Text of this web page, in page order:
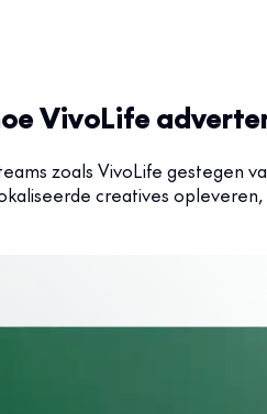
VivoLife
zoals VivoLife gestegen
creatives